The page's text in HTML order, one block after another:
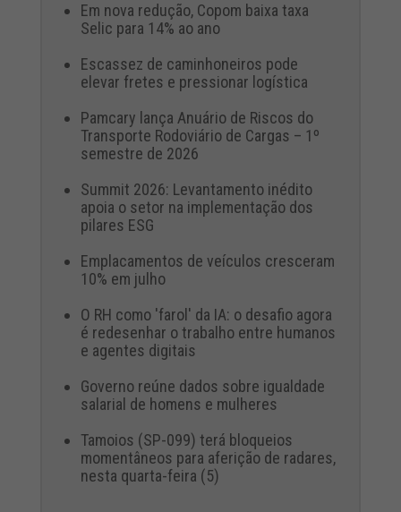
Em nova redução, Copom baixa taxa
Selic para 14% ao ano
Escassez de caminhoneiros pode
elevar fretes e pressionar logística
Pamcary lança Anuário de Riscos do
Transporte Rodoviário de Cargas – 1º
semestre de 2026
Summit 2026: Levantamento inédito
apoia o setor na implementação dos
pilares ESG
Emplacamentos de veículos cresceram
10% em julho
O RH como 'farol' da IA: o desafio agora
é redesenhar o trabalho entre humanos
e agentes digitais
Governo reúne dados sobre igualdade
salarial de homens e mulheres
Tamoios (SP-099) terá bloqueios
momentâneos para aferição de radares,
nesta quarta-feira (5)